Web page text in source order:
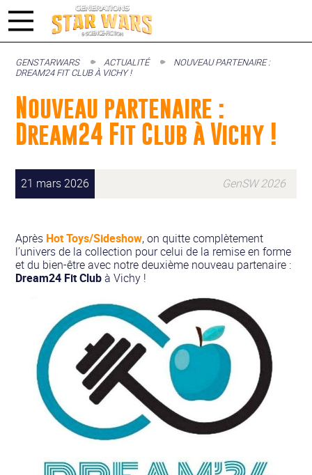
GENSTARWARS ACTUALITÉ
NOUVEAU PARTENAIRE :
DREAM24 FIT CLUB À VICHY !
Nouveau partenaire :
Dream24 Fit Club à Vichy !
21 mars 2026 GenSW 2026
Après Hot Toys/Sideshow, on quitte complètement
l’univers de la collection pour celui de la remise en forme
et du bien-être avec notre deuxième nouveau partenaire :
Dream24 Fit Clubà Vichy !